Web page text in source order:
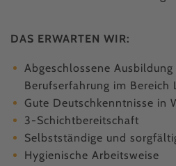
DAS ERWARTEN WIR:
Abgeschlossene
Berufserfahrung im
Gute Deutschkenntnisse in
3-Schichtbereitschaft
Selbstständige und
Hygienische Arbeitsweise